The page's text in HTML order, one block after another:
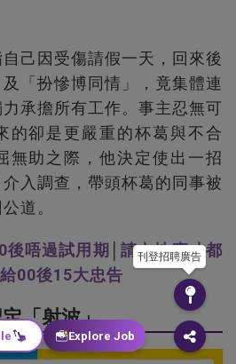
己因受傷請假一天，回來後
「扮慘博同情」，竟集體連
承擔所有工作。事主忍無可
的卻是更嚴重的杯葛與不合
無助之際，他決定使出一招
介入調查，帶頭杯葛的同事被
道。
後唔過試用期
請內地專才都
00後15大忠告
「射波」
刊登招聘廣告
Explore Job